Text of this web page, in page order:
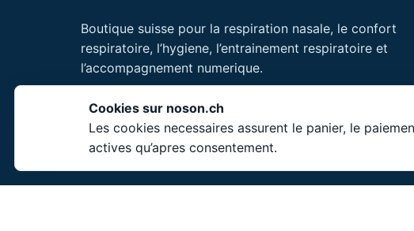
Boutique suisse pour la respiration nasale, le confort
respiratoire, l’hygiene, l’entrainement respiratoire et
l’accompagnement numerique.
Unity Shield LLC
30 N Gould St Ste N
Sheridan, WY 82801
Cookies sur noson.ch
Les cookies necessaires assurent le panier, le
actives qu’apres consentement.